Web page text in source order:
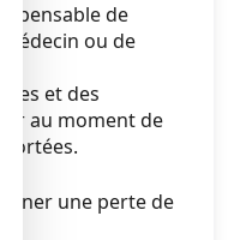
de
médecin ou de
et des
au moment de
une perte de